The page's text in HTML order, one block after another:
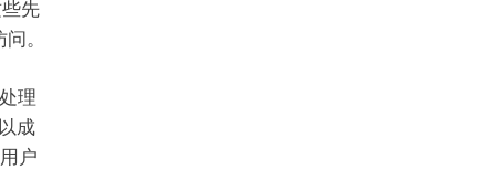
先
。
理
成
户